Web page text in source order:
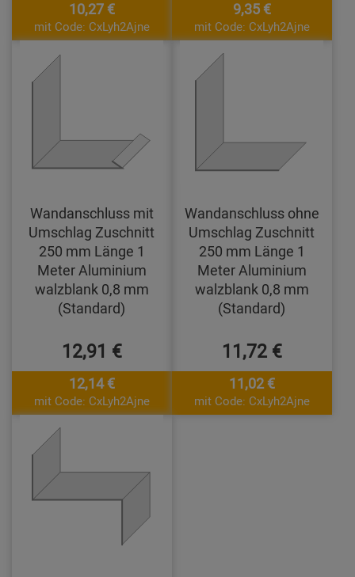
10,27 €
mit Code: CxLyh2Ajne
9,35 €
mit Code: CxLyh2Ajne
Wandanschluss mit
Umschlag Zuschnitt
250 mm Länge 1
Meter Aluminium
walzblank 0,8 mm
(Standard)
12,91 €
12,14 €
mit Code: CxLyh2Ajne
Wandanschluss ohne
Umschlag Zuschnitt
250 mm Länge 1
Meter Aluminium
walzblank 0,8 mm
(Standard)
11,72 €
11,02 €
mit Code: CxLyh2Ajne